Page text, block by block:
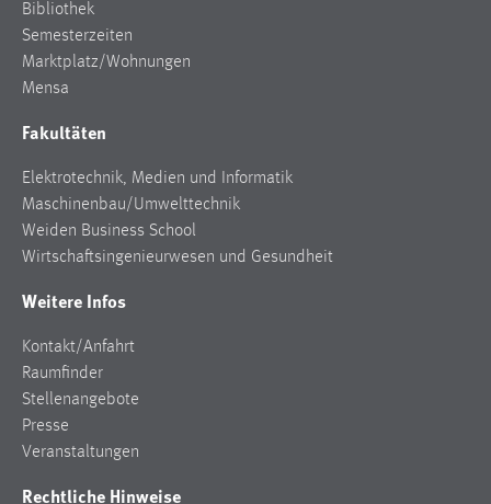
Bibliothek
Semesterzeiten
Marktplatz/Wohnungen
Mensa
Fakultäten
Elektrotechnik, Medien und Informatik
Maschinenbau/Umwelttechnik
Weiden Business School
Wirtschaftsingenieurwesen und Gesundheit
Weitere Infos
Kontakt/Anfahrt
Raumfinder
Stellenangebote
Presse
Veranstaltungen
Rechtliche Hinweise